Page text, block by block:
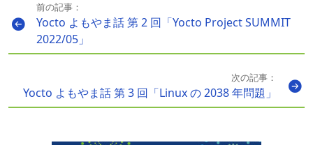
前の記事：
Yocto よもやま話 第 2 回「Yocto Project SUMMIT
2022/05」
次の記事：
Yocto よもやま話 第 3 回「Linux の 2038 年問題」